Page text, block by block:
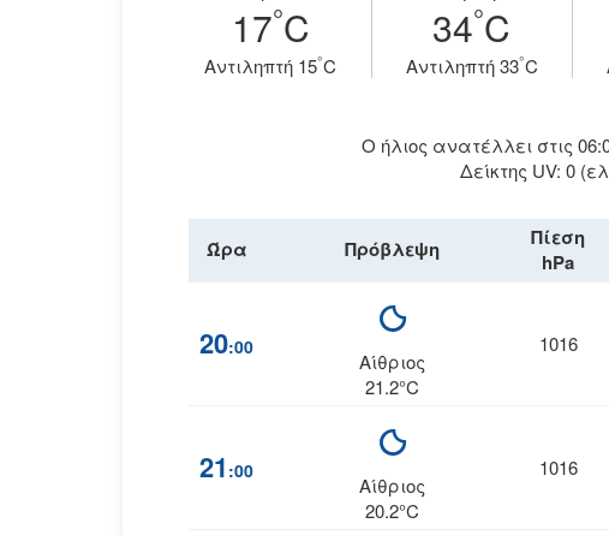
17°C
Aντιληπτή 15°C
34°C
Aντιληπτή 33°C
Ο ήλιος ανατέλλει στις
Δείκτης UV: 0
Ώρα Πρόβλεψη
Πίεση
hPa
20:00
Αίθριος
21.2°C
1016
21 :00
Αίθριος
20.2°C
1016